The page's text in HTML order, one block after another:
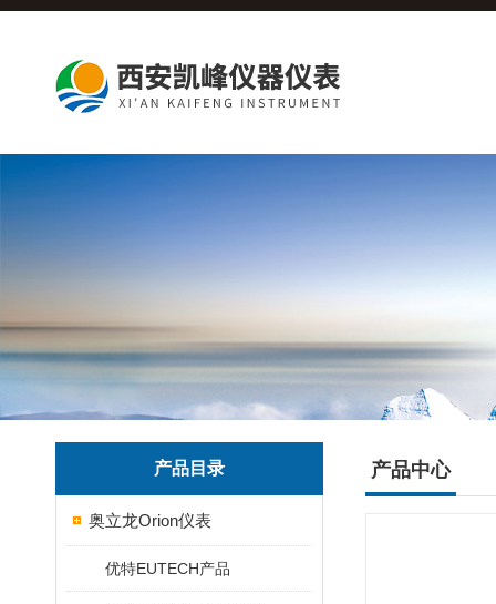
产品目录
奥立龙Orion仪表
优特EUTECH产品
产品中心